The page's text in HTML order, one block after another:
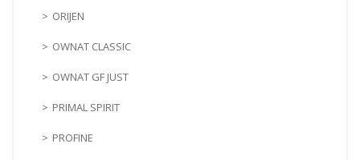
ORIJEN
OWNAT CLASSIC
OWNAT GF JUST
PRIMAL SPIRIT
PROFINE